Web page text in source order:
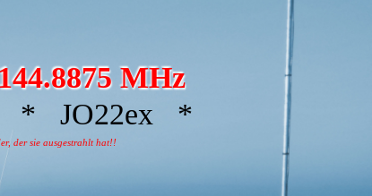
MHz
* JO22ex *
der sie ausgestrahlt hat!!